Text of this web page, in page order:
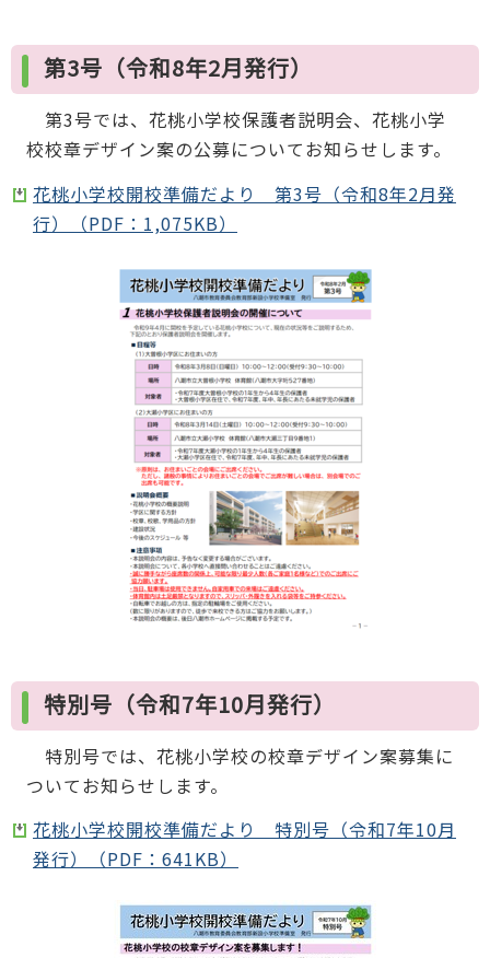
第3号（令和8年2月発行）
第3号では、花桃小学校保護者説明会、花桃小学
校校章デザイン案の公募についてお知らせします。
花桃小学校開校準備だより 第3号（令和8年2月発
行）（PDF：1,075KB）
特別号（令和7年10月発行）
特別号では、花桃小学校の校章デザイン案募集に
ついてお知らせします。
花桃小学校開校準備だより 特別号（令和7年10月
発行）（PDF：641KB）